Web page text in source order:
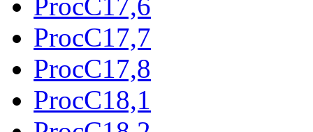
ProcC17,7
ProcC17,8
ProcC18,1